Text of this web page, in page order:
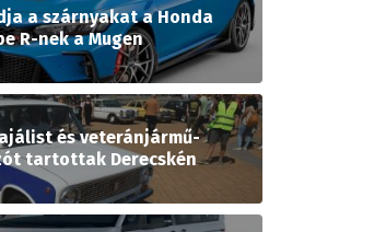
a szárnyakat a Honda
R-nek a Mugen
és veteránjármű-
tartottak Derecskén